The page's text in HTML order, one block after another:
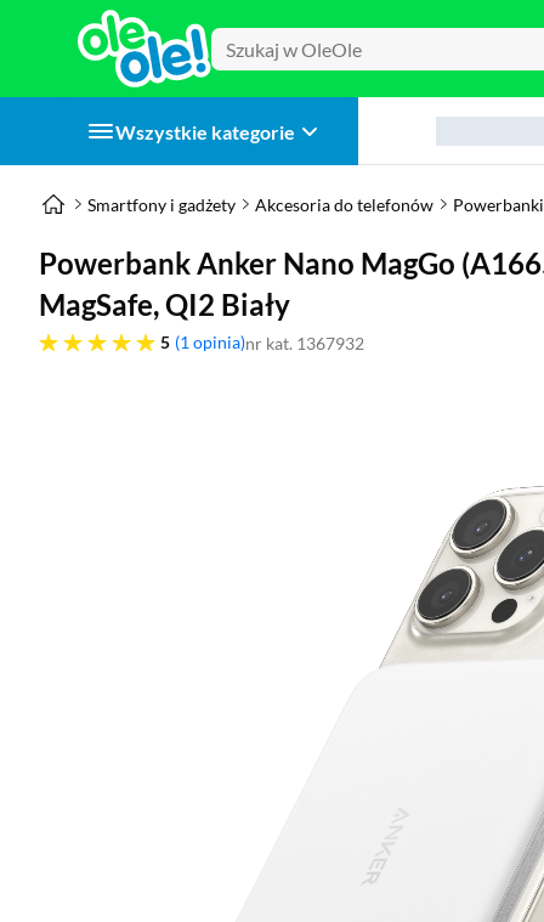
Wszystkie kategorie
Smartfony i gadżety Akcesoria do telefonów Powerbanki
Powerbank Anker Nano MagGo
MagSafe, QI2 Biały
5
pięć gwiazdek 1 opinia nr kat. 1367932